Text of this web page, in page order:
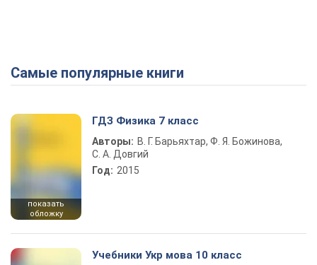
Самые популярные книги
показать
обложку
ГДЗ Физика 7 класс
Авторы: В. Г. Барьяхтар, Ф. Я. Божинова,
С. А. Довгий
Год: 2015
Учебники Укр мова 10 класс